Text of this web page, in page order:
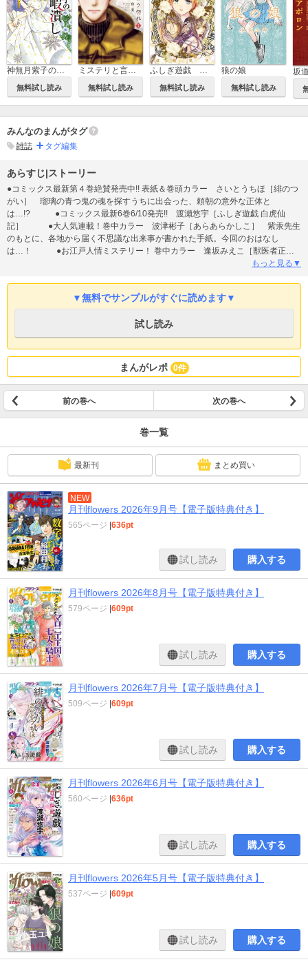
神無月紫子の優雅な暇潰し
無料試し読み
ミステリと言う勿れ
無料試し読み
ふしぎ遊戯 白虎仙記
無料試し読み
狼の娘
無料試し読み
坂
みんなのまんがタグ
雑誌 タグ編集
あらすじ|ストーリー
●コミックス最新第４巻絶賛発売中!! 表紙＆巻頭カラー さいとうちほ［緋のつ
がい］ 瑠璃の青つ鬼の魂を探すうちに出会った、頼朝の意外な正体と
は…!? ●コミックス最新6巻6/10発売!! 渡瀬悠宇［ふしぎ遊戯 白虎仙
記］ ●大人気連載！巻中カラー 波津彬子［あらあらかしこ］ 紫汞先生
のもとに、各地から届く不思議な出来事が書かれた手紙。今回のおはなし
は…！ ●お江戸人情ミステリー！ 巻中カラー 逢坂みえこ［獣医者正宗
捕物帳 二十二］ 高齢者ばかりが住む長屋で事件が起こり…!? ●絹田村子
日］ 伴侶を得られなかった蜻蛉が最後にとった行動とは…？ 【電子
版特典付き】 ★さいとうちほ［円舞曲は白いドレスで］第１話試し読み ★
空木帆子［尖塔の鳥］第１話試し読み ●豪華執筆陣！ 赤石路代［神無
月紫子の優雅な暇潰し］ 原作：椹野道流＋漫画：玖保キリコ［祖母姫、ロン
ドンへ行く！］ 小玉ユキ［狼の娘］ 江平洋巳［煌燿国後宮譚 黒衣の守
護］ 新井理恵［新井理恵劇場 猫山さん］ 水城せとな［黒薔薇アリス D.C.al
fine］ グレゴリ青山［グレさんぽ］ いわさきふみ［異形の仕立て屋さ
ん］ ※本電子書籍内の目次・広告・価格表示等は全て紙で発行した当時
のものとなります。 一部記事のラインナップが紙版と異なる場合がございま
す。
もっと見る▼
▼無料でサンプルがすぐに読めます▼
試し読み
まんがレポ 0件
前の巻へ 次の巻へ
巻一覧
最新刊 まとめ買い
NEW
月刊flowers 2026年9月号【電子版特典付き】
565ページ |636pt
試し読み 購入する
月刊flowers 2026年8月号【電子版特典付き】
579ページ |609pt
試し読み 購入する
月刊flowers 2026年7月号【電子版特典付き】
509ページ |609pt
試し読み 購入する
月刊flowers 2026年6月号【電子版特典付き】
560ページ |636pt
試し読み 購入する
月刊flowers 2026年5月号【電子版特典付き】
537ページ |609pt
試し読み 購入する